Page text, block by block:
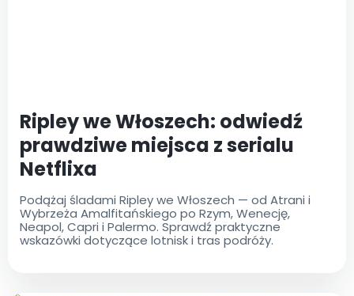
Ripley we Włoszech: odwiedź
prawdziwe miejsca z serialu
Netflixa
Podążaj śladami Ripley we Włoszech — od Atrani i
Wybrzeża Amalfitańskiego po Rzym, Wenecję,
Neapol, Capri i Palermo. Sprawdź praktyczne
wskazówki dotyczące lotnisk i tras podróży.